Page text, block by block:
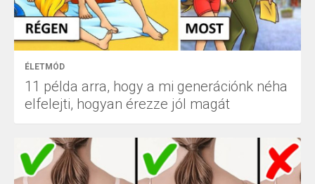
ÉLETMÓD
11 példa arra, hogy a mi generációnk néha
elfelejti, hogyan érezze jól magát